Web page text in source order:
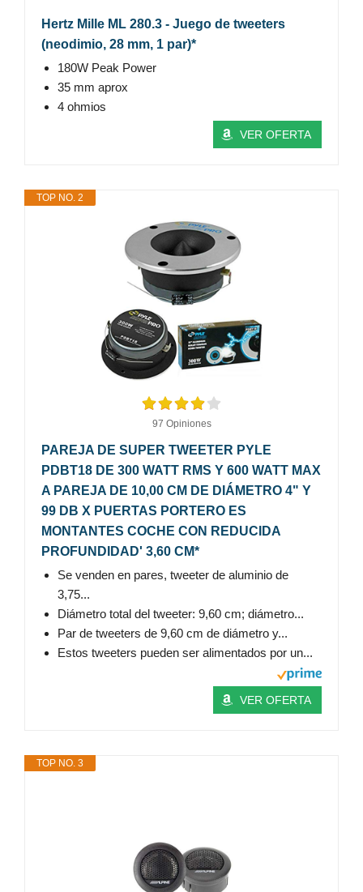
Hertz Mille ML 280.3 - Juego de tweeters
(neodimio, 28 mm, 1 par)*
180W Peak Power
35 mm aprox
4 ohmios
VER OFERTA
TOP NO. 2
97 Opiniones
PAREJA DE SUPER TWEETER PYLE
PDBT18 DE 300 WATT RMS Y 600 WATT MAX
A PAREJA DE 10,00 CM DE DIÁMETRO 4" Y
99 DB X PUERTAS PORTERO ES
MONTANTES COCHE CON REDUCIDA
PROFUNDIDAD' 3,60 CM*
Se venden en pares, tweeter de aluminio de
3,75...
Diámetro total del tweeter: 9,60 cm; diámetro...
Par de tweeters de 9,60 cm de diámetro y...
Estos tweeters pueden ser alimentados por un...
VER OFERTA
TOP NO. 3